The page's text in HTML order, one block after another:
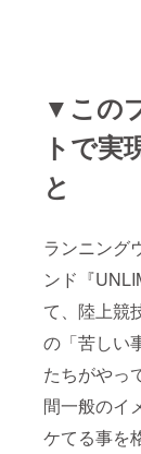
▼この
トで実
と
ランニング
ンド『
て、陸上競
の「苦しい
たちがやっ
間一般のイ
ケてる事を